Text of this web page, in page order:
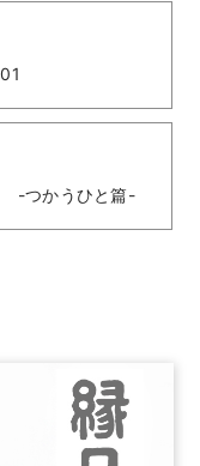
-つかうひと篇-